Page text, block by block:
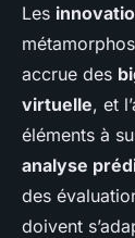
Les
accrue des
virtuelle, et
éléments à
analyse
des
doivent